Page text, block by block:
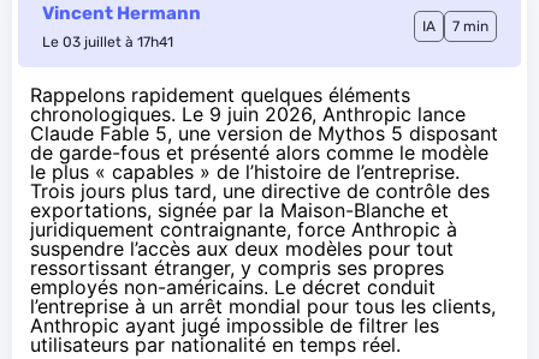
Vincent Hermann
Le 03 juillet à 17h41
IA 7 min
Rappelons rapidement quelques éléments
chronologiques. Le 9 juin 2026, Anthropic lance
Claude Fable 5, une version de Mythos 5 disposant
de garde-fous et présenté alors comme le modèle
le plus « capables » de l’histoire de l’entreprise.
Trois jours plus tard, une directive de contrôle des
exportations, signée par la Maison-Blanche et
juridiquement contraignante, force Anthropic à
suspendre l’accès aux deux modèles pour tout
ressortissant étranger, y compris ses propres
employés non-américains. Le décret conduit
l’entreprise à un arrêt mondial pour tous les clients,
Anthropic ayant jugé impossible de filtrer les
utilisateurs par nationalité en temps réel.